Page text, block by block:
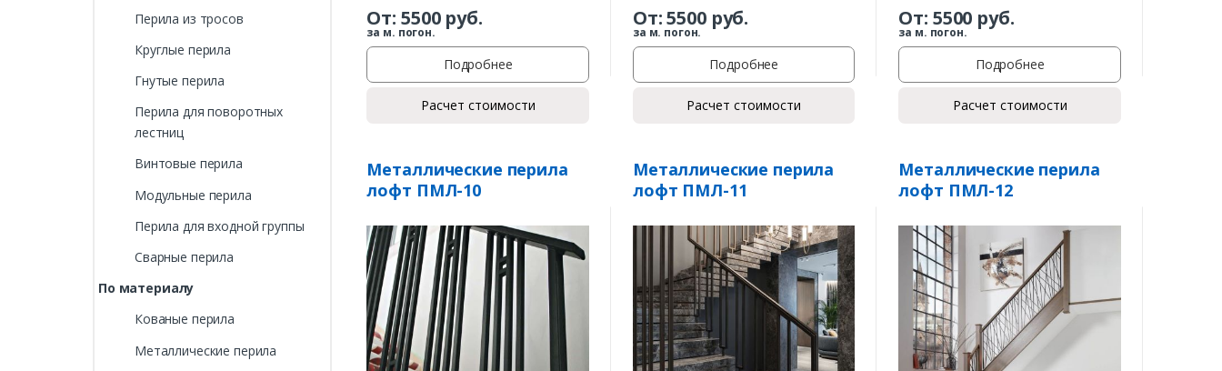
От: 5500руб.
за м. погон.
Подробнее
Расчет стоимости
От:5500руб.
за м. погон.
Подробнее
Расчет стоимости
От: 5500 руб.
за м. погон.
Подробнее
Расчет стоимости
Металлические перила
лофт ПМЛ-10
Металлические перила
лофт ПМЛ-11
Металлические перила
лофт ПМЛ-12
Перила из тросов
Круглые перила
Гнутые перила
Перила для поворотных
лестниц
Винтовые перила
Модульные перила
Перила для входной группы
Сварные перила
По материалу
Кованые перила
Металлические перила